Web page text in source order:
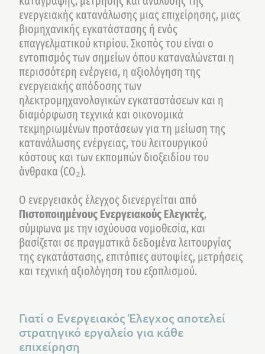
ενεργειακής κατανάλωσης μιας επιχείρησης, μιας
βιομηχανικής εγκατάστασης ή ενός
επαγγελματικού κτιρίου. Σκοπός του είναι ο
εντοπισμός των σημείων όπου καταναλώνεται η
περισσότερη ενέργεια, η αξιολόγηση της
ενεργειακής απόδοσης των
ηλεκτρομηχανολογικών εγκαταστάσεων και η
διαμόρφωση τεχνικά και οικονομικά
τεκμηριωμένων προτάσεων για τη μείωση της
κατανάλωσης ενέργειας, του λειτουργικού
κόστους και των εκπομπών διοξειδίου του
άνθρακα (CO₂).
Ο ενεργειακός έλεγχος διενεργείται από
Πιστοποιημένους Ενεργειακούς Ελεγκτές,
σύμφωνα με την ισχύουσα νομοθεσία, και
βασίζεται σε πραγματικά δεδομένα λειτουργίας
της εγκατάστασης, επιτόπιες αυτοψίες, μετρήσεις
και τεχνική αξιολόγηση του εξοπλισμού.
Γιατί ο Ενεργειακός Έλεγχος αποτελεί
στρατηγικό εργαλείο για κάθε
επιχείρηση